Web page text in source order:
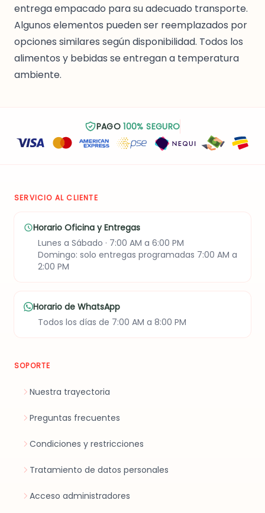
entrega empacado para su adecuado transporte.
Algunos elementos pueden ser reemplazados por
opciones similares según disponibilidad. Todos los
alimentos y bebidas se entregan a temperatura
ambiente.
PAGO100% SEGURO
SERVICIO AL CLIENTE
Horario Oficina y Entregas
Lunes a Sábado · 7:00 AM a 6:00 PM
Domingo: solo entregas programadas 7:00 AM a
2:00 PM
Horario de WhatsApp
Todos los días de 7:00 AM a 8:00 PM
SOPORTE
Nuestra trayectoria
Preguntas frecuentes
Condiciones y restricciones
Tratamiento de datos personales
Acceso administradores